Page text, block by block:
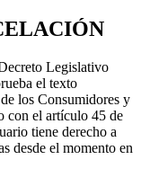
Legislativo
el texto
los Consumidores y
con el artículo 45 de
tiene derecho a
desde el momento en